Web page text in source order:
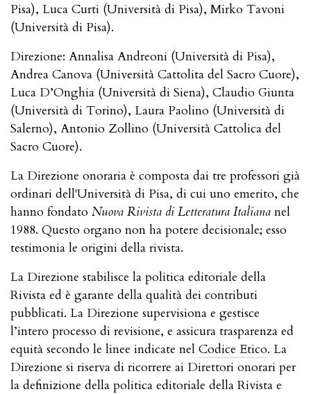
Pisa), Luca Curti (Università di Pisa), Mirko Tavoni
(Università di Pisa).
Direzione: Annalisa Andreoni (Università di Pisa),
Andrea Canova (Università Cattolita del Sacro Cuore),
Luca D’Onghia (Università di Siena), Claudio Giunta
(Università di Torino), Laura Paolino (Università di
Salerno), Antonio Zollino (Università Cattolica del
Sacro Cuore).
La Direzione onoraria è composta dai tre professori già
ordinari dell'Università di Pisa, di cui uno emerito, che
hanno fondato Nuova Rivista di Letteratura Italiana nel
1988. Questo organo non ha potere decisionale; esso
testimonia le origini della rivista.
La Direzione stabilisce la politica editoriale della
Rivista ed è garante della qualità dei contributi
pubblicati. La Direzione supervisiona e gestisce
l’intero processo di revisione, e assicura trasparenza ed
equità secondo le linee indicate nel Codice Etico. La
Direzione si riserva di ricorrere ai Direttori onorari per
la definizione della politica editoriale della Rivista e